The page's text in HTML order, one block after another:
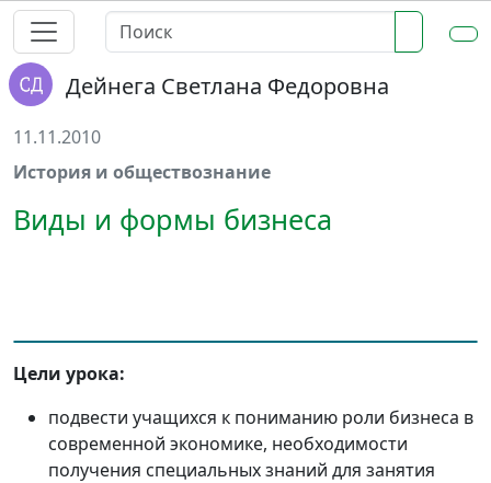
Дейнега Светлана Федоровна
11.11.2010
История и обществознание
Виды и формы бизнеса
Цели урока:
подвести учащихся к пониманию роли бизнеса в
современной экономике, необходимости
получения специальных знаний для занятия